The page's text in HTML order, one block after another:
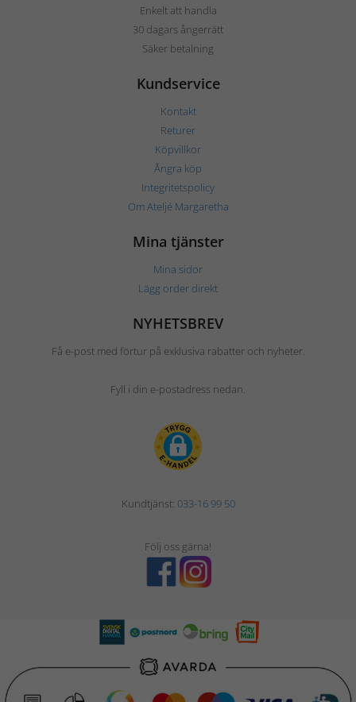
Enkelt att handla
30 dagars ångerrätt
Säker betalning
Kundservice
Kontakt
Returer
Köpvillkor
Ångra köp
Integritetspolicy
Om Ateljé Margaretha
Mina tjänster
Mina sidor
Lägg order direkt
NYHETSBREV
Få e-post med förtur på exklusiva rabatter och nyheter.
Fyll i din e-postadress nedan.
Kundtjänst: 033-16 99 50
Följ oss gärna!